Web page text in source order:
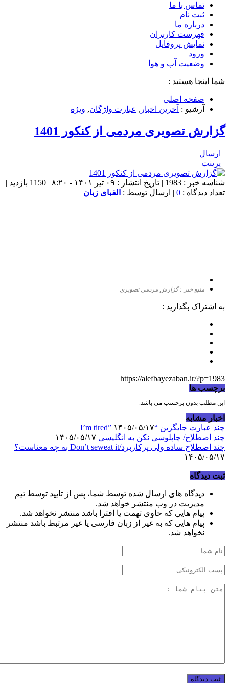
تماس با ما
ثبت نام
درباره ما
فهرست کاربران
نمایش پروفایل
ورود
وضعیت آب و هوا
شما اینجا هستید :
صفحه اصلی
آرشیو : آخرین اخبار , عبارت واژگان, ویژه
گزارش تصویری مردمی از کنکور 1401
ارسال
پرینت
شناسه خبر : 1983 | تاریخ انتشار : ۰۹ تیر ۱۴۰۱ - ۸:۲۰ | 1150 بازدید |
تعداد دیدگاه : 0 | ارسال توسط : الفبای زبان
منبع خبر : گزارش مردمی تصویری
به اشتراک بگذارید :
https://alefbayezaban.ir/?p=1983
برچسب ها
این مطلب بدون برچسب می باشد.
اخبار مشابه
چند عبارت جایگزین “I’m tired”۱۴۰۵/۰۵/۱۷
چند اصطلاح/ چاپلوسی نکن به انگلیسی
چند اصطلاح ساده ولی پرکاربرد/Don’t seweat it به چه معناست؟
۱۴۰۵/۰۵/۱۷
ثبت دیدگاه
دیدگاه های ارسال شده توسط شما، پس از تایید توسط تیم
مدیریت در وب منتشر خواهد شد.
پیام هایی که حاوی تهمت یا افترا باشد منتشر نخواهد شد.
پیام هایی که به غیر از زبان فارسی یا غیر مرتبط باشد منتشر
نخواهد شد.